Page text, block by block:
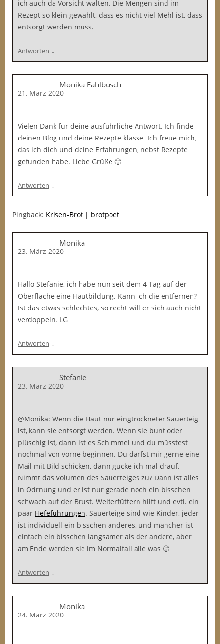
ich auch da Vorsicht walten. Die Mengen sind im
Rezept so klein gewählt, dass es nicht viel Mehl ist, dass
entsorgt werden muss.
Antworten ↓
Monika Fahlbusch
21. März 2020
Vielen Dank für deine ausführliche Antwort. Ich finde
deinen Blog und deine Rezepte klasse. Ich freue mich,
das ich dich und deine Erfahrungen, nebst Rezepte
gefunden habe. Liebe Grüße 🙂
Antworten ↓
Pingback: Krisen-Brot | brotpoet
Monika
23. März 2020
Hallo Stefanie, ich habe nun seit dem 4 Tag auf der
Oberfläche eine Hautbildung. Kann ich die entfernen?
Ist das etwas schlechtes, so recht will er sich auch nicht
verdoppeln. LG
Antworten ↓
Stefanie
23. März 2020
@Monika: Wenn die Haut nur eingtrockneter Sauerteig
ist, kann sie entsorgt werden. Wenn sie bunt oder
plüschig ist, dann ist es Schimmel und du müsstest
nochmal von vorne beginnen. Du darfst mir gerne eine
Mail mit Bild schicken, dann gucke ich mal drauf.
Nimmt das Volumen des Sauerteiges zu? Dann ist alles
in Odrnung und er ist nur gerade noch ein bisschen
schwach auf der Brust. Weiterfüttern hilft und evtl. ein
paar Hefeführungen. Sauerteige sind wie Kinder, jeder
ist individuell ein bisschen anderes, und mancher ist
einfach ein bisschen langsamer als der andere, aber
am Ende werden sie im Normalfall alle was 🙂
Antworten ↓
Monika
24. März 2020